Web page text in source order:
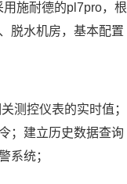
施耐德的pl7pro，根
脱水机房，基本配置
测控仪表的实时值；
；建立历史数据查询
系统；